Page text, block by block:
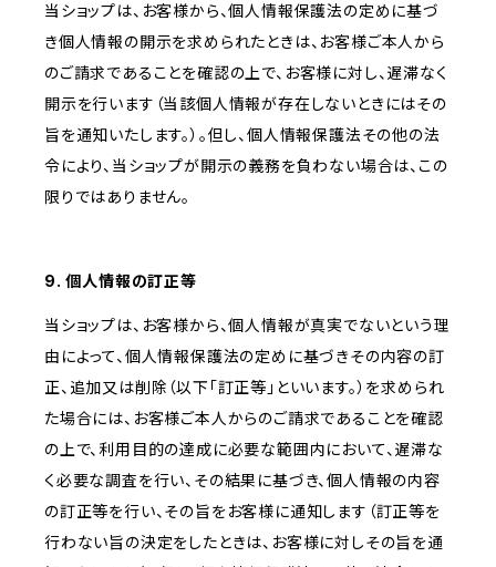
当ショップは、お客様から、個人情報保護法の定めに基づ
き個人情報の開示を求められたときは、お客様ご本人から
のご請求であることを確認の上で、お客様に対し、遅滞なく
開示を行います（当該個人情報が存在しないときにはその
旨を通知いたします。）。但し、個人情報保護法その他の法
令により、当ショップが開示の義務を負わない場合は、この
限りではありません。
9. 個人情報の訂正等
当ショップは、お客様から、個人情報が真実でないという理
由によって、個人情報保護法の定めに基づきその内容の訂
正、追加又は削除（以下「訂正等」といいます。）を求められ
た場合には、お客様ご本人からのご請求であることを確認
の上で、利用目的の達成に必要な範囲内において、遅滞な
く必要な調査を行い、その結果に基づき、個人情報の内容
の訂正等を行い、その旨をお客様に通知します（訂正等を
行わない旨の決定をしたときは、お客様に対しその旨を通